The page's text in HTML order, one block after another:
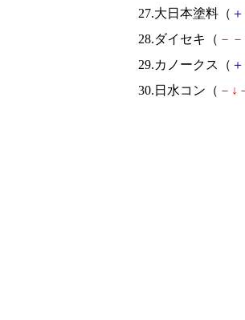
27.大日本塗料（ ＋
28.ダイセキ（ － －
29.カノークス（ ＋
30.日水コン（ － ↓